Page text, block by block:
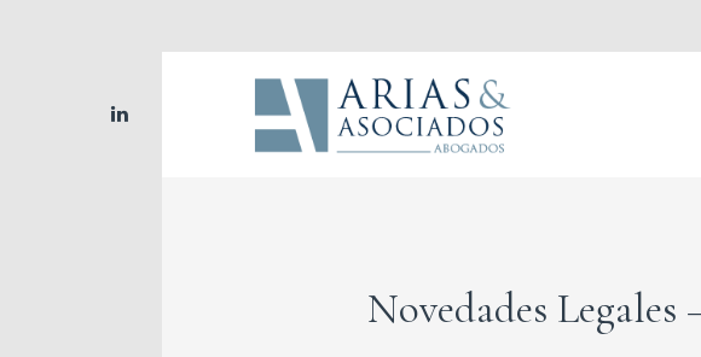
Novedades